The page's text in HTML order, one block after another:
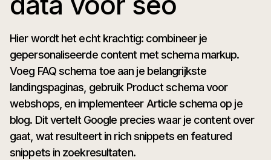
Hier wordt het echt krachtig: combineer je
gepersonaliseerde content met schema markup.
Voeg FAQ schema toe aan je belangrijkste
landingspaginas, gebruik Product schema voor
webshops, en implementeer Article schema op je
blog. Dit vertelt Google precies waar je content over
gaat, wat resulteert in rich snippets en featured
snippets in zoekresultaten.